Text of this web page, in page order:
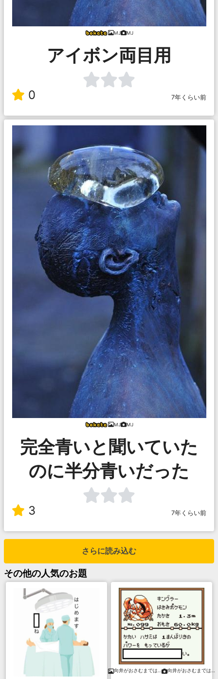
MJ MJ
アイボン両目用
0 7年くらい前
MJ MJ
完全青いと聞いていた
のに半分青いだった
3 7年くらい前
さらに読み込む
その他の人気のお題
向井がおさむまでは… 向井がおさむまでは…